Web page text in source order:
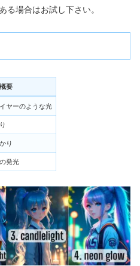
る場合はお試し下さい。
概要
ヤーのような光
り
発光